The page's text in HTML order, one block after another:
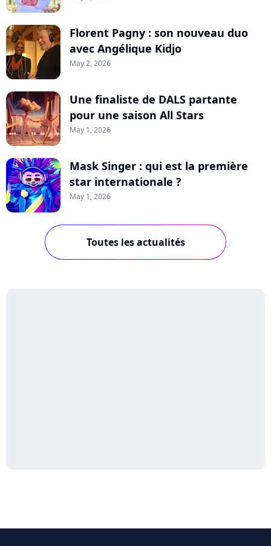
Florent Pagny : son nouveau duo
avec Angélique Kidjo
May 2, 2026
Une finaliste de DALS partante
pour une saison All Stars
May 1, 2026
Mask Singer : qui est la première
star internationale ?
May 1, 2026
Toutes les actualités